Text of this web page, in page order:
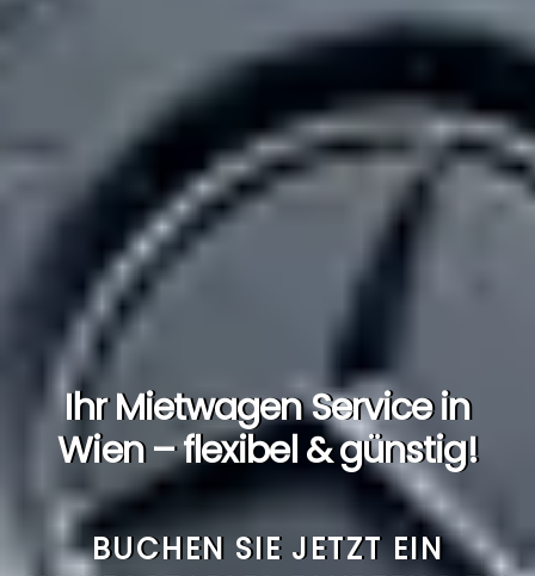
Ihr Mietwagen Service in
Wien – flexibel & günstig!
BUCHEN SIE JETZT EIN